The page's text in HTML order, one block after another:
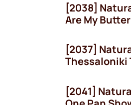
[2038]
Are My
[2037]
Thessaloniki
[2041]